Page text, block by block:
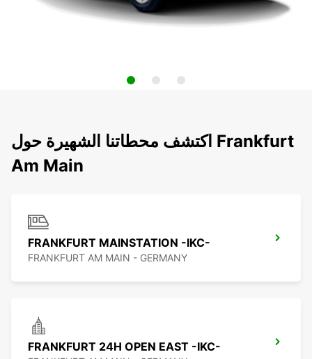
اكتشف محطاتنا الشهيرة حول Frankfurt
Am Main
FRANKFURT MAINSTATION -IKC-
FRANKFURT AM MAIN - GERMANY
FRANKFURT 24H OPEN EAST -IKC-